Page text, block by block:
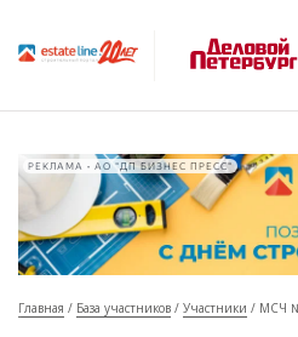
РЕКЛАМА • АО "ДП БИЗНЕС ПРЕСС"
Главная База участников Участники МСЧ